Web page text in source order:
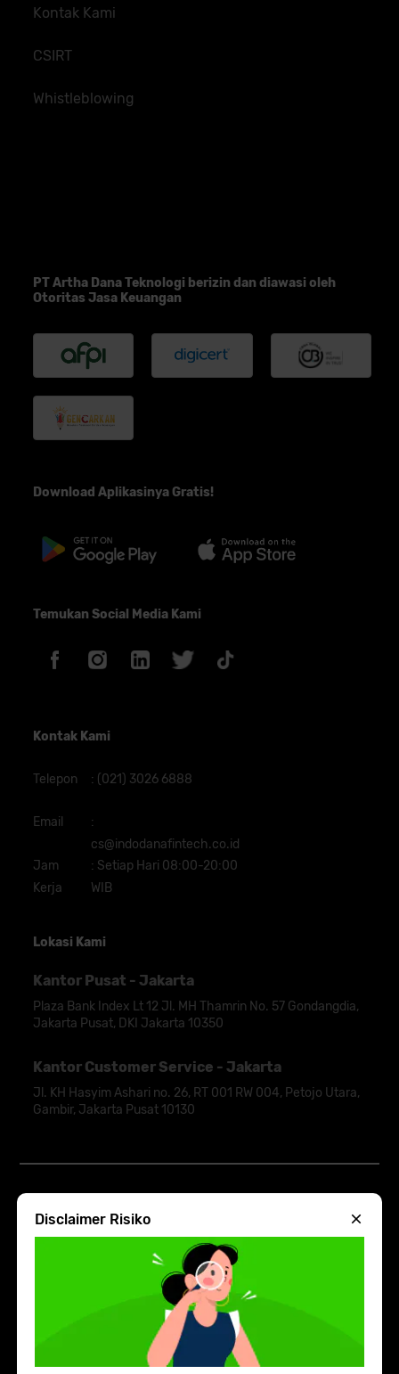
Kontak Kami
CSIRT
Whistleblowing
PT Artha Dana Teknologi berizin dan diawasi oleh
Otoritas Jasa Keuangan
Download Aplikasinya Gratis!
Temukan Social Media Kami
Kontak Kami
Telepon : (021) 3026 6888
Email
:
cs@indodanafintech.co.id
Jam
Kerja
: Setiap Hari 08:00-20:00
WIB
Lokasi Kami
Kantor Pusat - Jakarta
Plaza Bank Index Lt 12 Jl. MH Thamrin No. 57 Gondangdia,
Jakarta Pusat, DKI Jakarta 10350
Kantor Customer Service - Jakarta
Jl. KH Hasyim Ashari no. 26, RT 001 RW 004, Petojo Utara,
Gambir, Jakarta Pusat 10130
2026 Indodana Fintech, All Rights Reserved.
Kami akan kirim link download aplikasi Indodana
Fintech ke smartphone Anda
Disclaimer Risiko